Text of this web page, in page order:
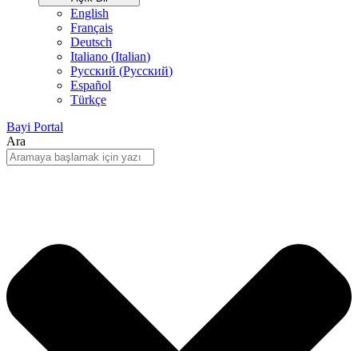
English
Français
Deutsch
Italiano (Italian)
Русский (Pусский)
Español
Türkçe
Bayi Portal
Ara